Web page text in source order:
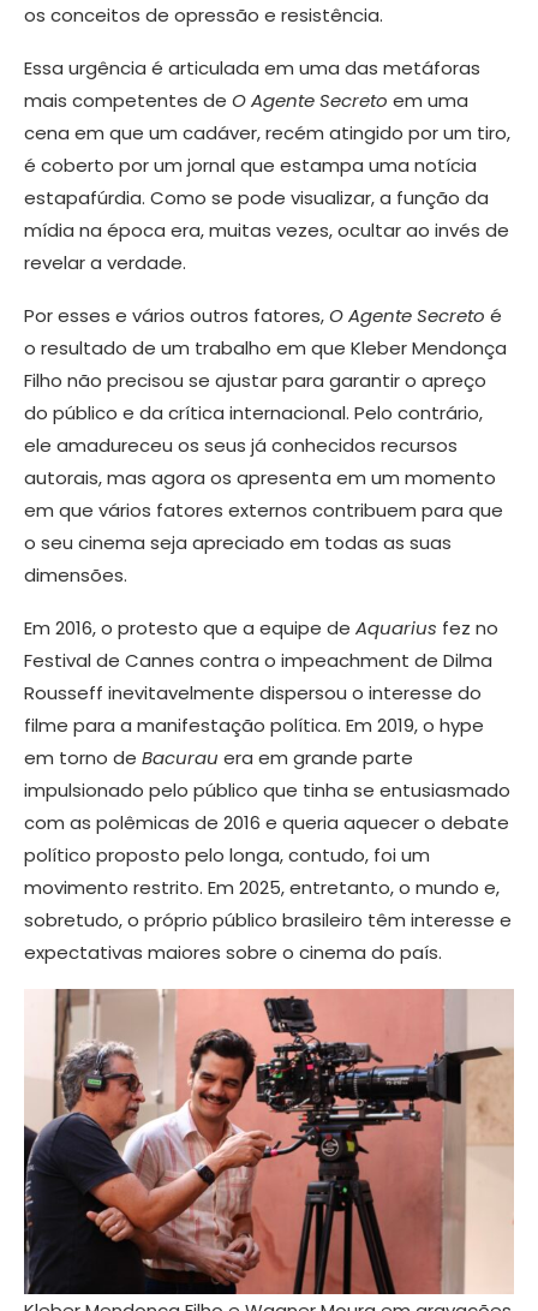
os conceitos de opressão e resistência.
Essa urgência é articulada em uma das metáforas
mais competentes de O Agente Secreto em uma
cena em que um cadáver, recém atingido por um tiro,
é coberto por um jornal que estampa uma notícia
estapafúrdia. Como se pode visualizar, a função da
mídia na época era, muitas vezes, ocultar ao invés de
revelar a verdade.
Por esses e vários outros fatores,O Agente Secreto é
o resultado de um trabalho em que Kleber Mendonça
Filho não precisou se ajustar para garantir o apreço
do público e da crítica internacional. Pelo contrário,
ele amadureceu os seus já conhecidos recursos
autorais, mas agora os apresenta em um momento
em que vários fatores externos contribuem para que
o seu cinema seja apreciado em todas as suas
dimensões.
Em 2016, o protesto que a equipe de Aquarius fez no
Festival de Cannes contra o impeachment de Dilma
Rousseff inevitavelmente dispersou o interesse do
filme para a manifestação política. Em 2019, o hype
em torno de Bacurau era em grande parte
impulsionado pelo público que tinha se entusiasmado
com as polêmicas de 2016 e queria aquecer o debate
político proposto pelo longa, contudo, foi um
movimento restrito. Em 2025, entretanto, o mundo e,
sobretudo, o próprio público brasileiro têm interesse e
expectativas maiores sobre o cinema do país.